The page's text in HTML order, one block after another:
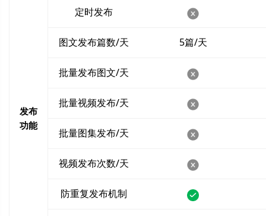
发布
功能
定时发布
图文发布篇数/天 5篇/天
批量发布图文/天
批量视频发布/天
批量图集发布/天
视频发布次数/天
防重复发布机制